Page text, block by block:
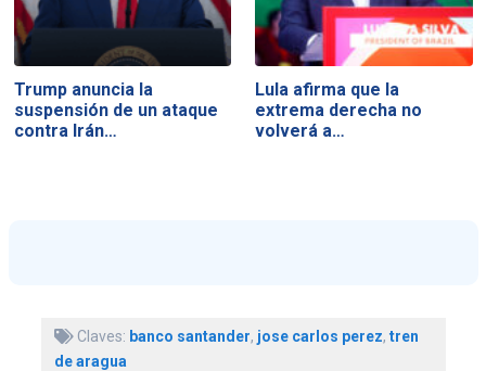
Trump anuncia la
suspensión de un ataque
contra Irán…
Lula afirma que la
extrema derecha no
volverá a…
Claves: banco santander, jose carlos perez, tren
de aragua